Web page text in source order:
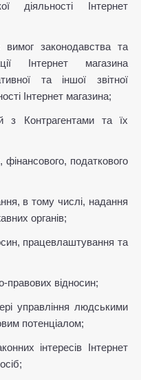
діяльності Інтернет
вимог законодавства та
Інтернет магазина
та іншої звітної
Інтернет магазина;
з Контрагентами та їх
фінансового, податкового
в тому числі, надання
органів;
працевлаштування та
правових відносин;
управління людськими
потенціалом;
інтересів Інтернет